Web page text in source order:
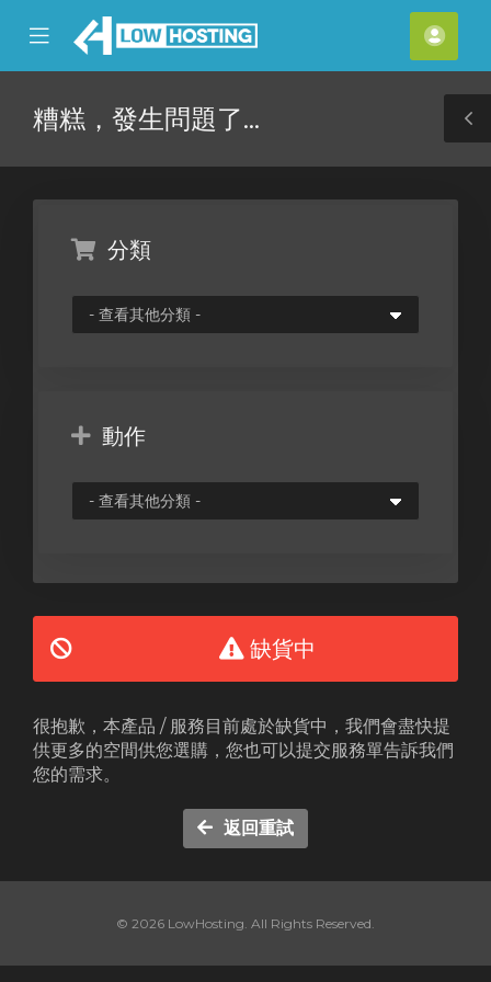
Mobile
Menu
帳
戶
糟糕，發生問題了...
分類
動作
缺貨中
很抱歉，本產品 / 服務目前處於缺貨中，我們會盡快提
供更多的空間供您選購，您也可以提交服務單告訴我們
您的需求。
返回重試
© 2026 LowHosting. All Rights Reserved.